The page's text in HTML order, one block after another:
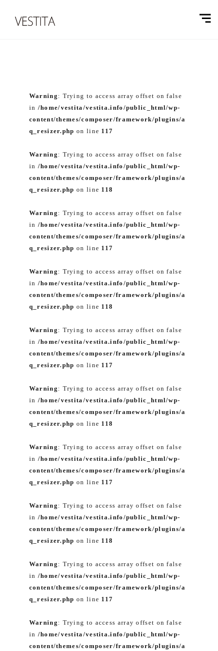
Warning : Trying to access array offset on false
in /home/vestita/vestita.info/public_html/wp-
content/themes/composer/framework/plugins/a
q_resizer.php on line 117
Warning : Trying to access array offset on false
in /home/vestita/vestita.info/public_html/wp-
content/themes/composer/framework/plugins/a
q_resizer.php on line 118
Warning : Trying to access array offset on false
in /home/vestita/vestita.info/public_html/wp-
content/themes/composer/framework/plugins/a
q_resizer.php on line 117
Warning : Trying to access array offset on false
in /home/vestita/vestita.info/public_html/wp-
content/themes/composer/framework/plugins/a
q_resizer.php on line 118
Warning : Trying to access array offset on false
in /home/vestita/vestita.info/public_html/wp-
content/themes/composer/framework/plugins/a
q_resizer.php on line 117
Warning : Trying to access array offset on false
in /home/vestita/vestita.info/public_html/wp-
content/themes/composer/framework/plugins/a
q_resizer.php on line 118
Warning : Trying to access array offset on false
in /home/vestita/vestita.info/public_html/wp-
content/themes/composer/framework/plugins/a
q_resizer.php on line 117
Warning : Trying to access array offset on false
in /home/vestita/vestita.info/public_html/wp-
content/themes/composer/framework/plugins/a
q_resizer.php on line 118
Warning : Trying to access array offset on false
in /home/vestita/vestita.info/public_html/wp-
content/themes/composer/framework/plugins/a
q_resizer.php on line 117
Warning : Trying to access array offset on false
in /home/vestita/vestita.info/public_html/wp-
content/themes/composer/framework/plugins/a